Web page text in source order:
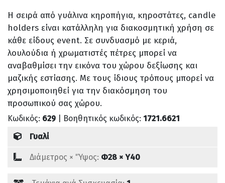
Η σειρά από γυάλινα κηροπήγια, κηροστάτες, candle
holders είναι κατάλληλη για διακοσμητική χρήση σε
κάθε είδους event. Σε συνδυασμό με κεριά,
λουλούδια ή χρωματιστές πέτρες μπορεί να
αναβαθμίσει την εικόνα του χώρου δεξίωσης και
μαζικής εστίασης. Με τους ίδιους τρόπους μπορεί να
χρησιμοποιηθεί για την διακόσμηση του
προσωπικού σας χώρου.
Κωδικός: 629 | Βοηθητικός κωδικός: 1721.6621
Γυαλί
Διάμετρος × 'Ύψος: Φ28 × Υ40